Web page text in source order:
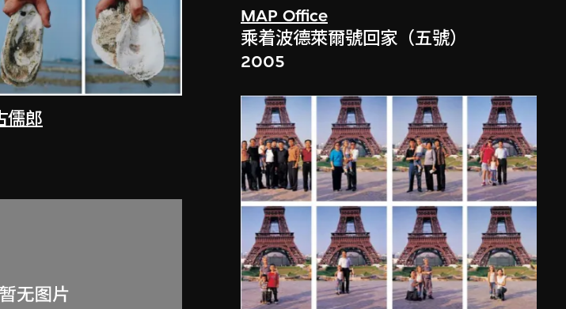
儒郎
MAP Office
乘着波德萊爾號回家（五號）
2005